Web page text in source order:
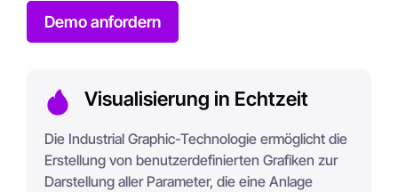
Demo anfordern
Visualisierung in Echtzeit
Die Industrial Graphic-Technologie ermöglicht die
Erstellung von benutzerdefinierten Grafiken zur
Darstellung aller Parameter, die eine Anlage